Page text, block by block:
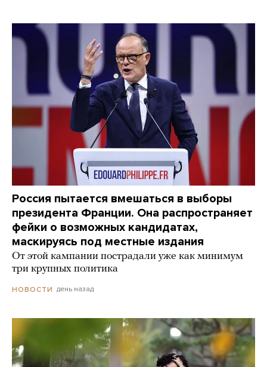
Россия пытается вмешаться в выборы
президента Франции. Она распространяет
фейки о возможных кандидатах,
маскируясь под местные издания
От этой кампании пострадали уже как минимум
три крупных политика
НОВОСТИ день назад